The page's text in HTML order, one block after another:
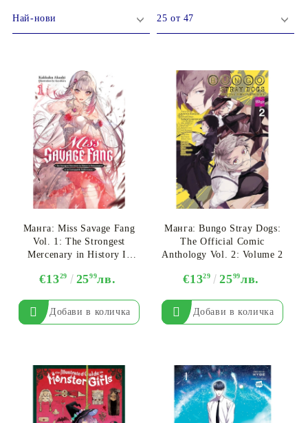
Манга: Miss Savage Fang
Vol. 1: The Strongest
Mercenary in History Is
Unstoppable Noblewoman
€1329 2599лв.
Манга: Bungo Stray Dogs:
The Official Comic
Anthology Vol. 2: Volume 2
€1329 2599лв.